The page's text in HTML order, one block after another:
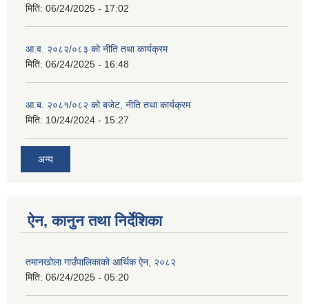
मिति: 06/24/2025 - 17:02
आ.व. २०८२/०८३ को नीति तथा कार्यक्रम
मिति: 06/24/2025 - 16:48
आ.ब. २०८१/०८२ को बजेट, नीति तथा कार्यक्रम
मिति: 10/24/2024 - 15:27
अन्य
ऐन, कानुन तथा निर्देशिका
तमानखोला गाउँपालिकाको आर्थिक ऐन, २०८२
मिति: 06/24/2025 - 05:20